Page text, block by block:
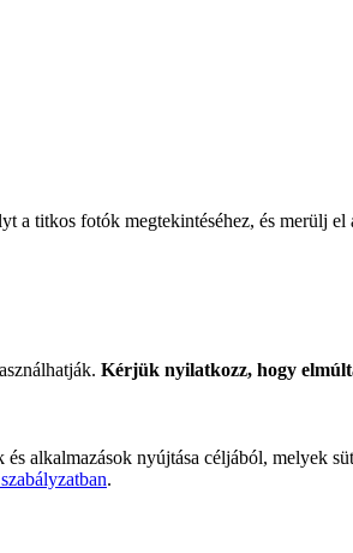
a titkos fotók megtekintéséhez, és merülj
Kérjük nyilatkozz, hogy
alkalmazások nyújtása céljából, melyek
.